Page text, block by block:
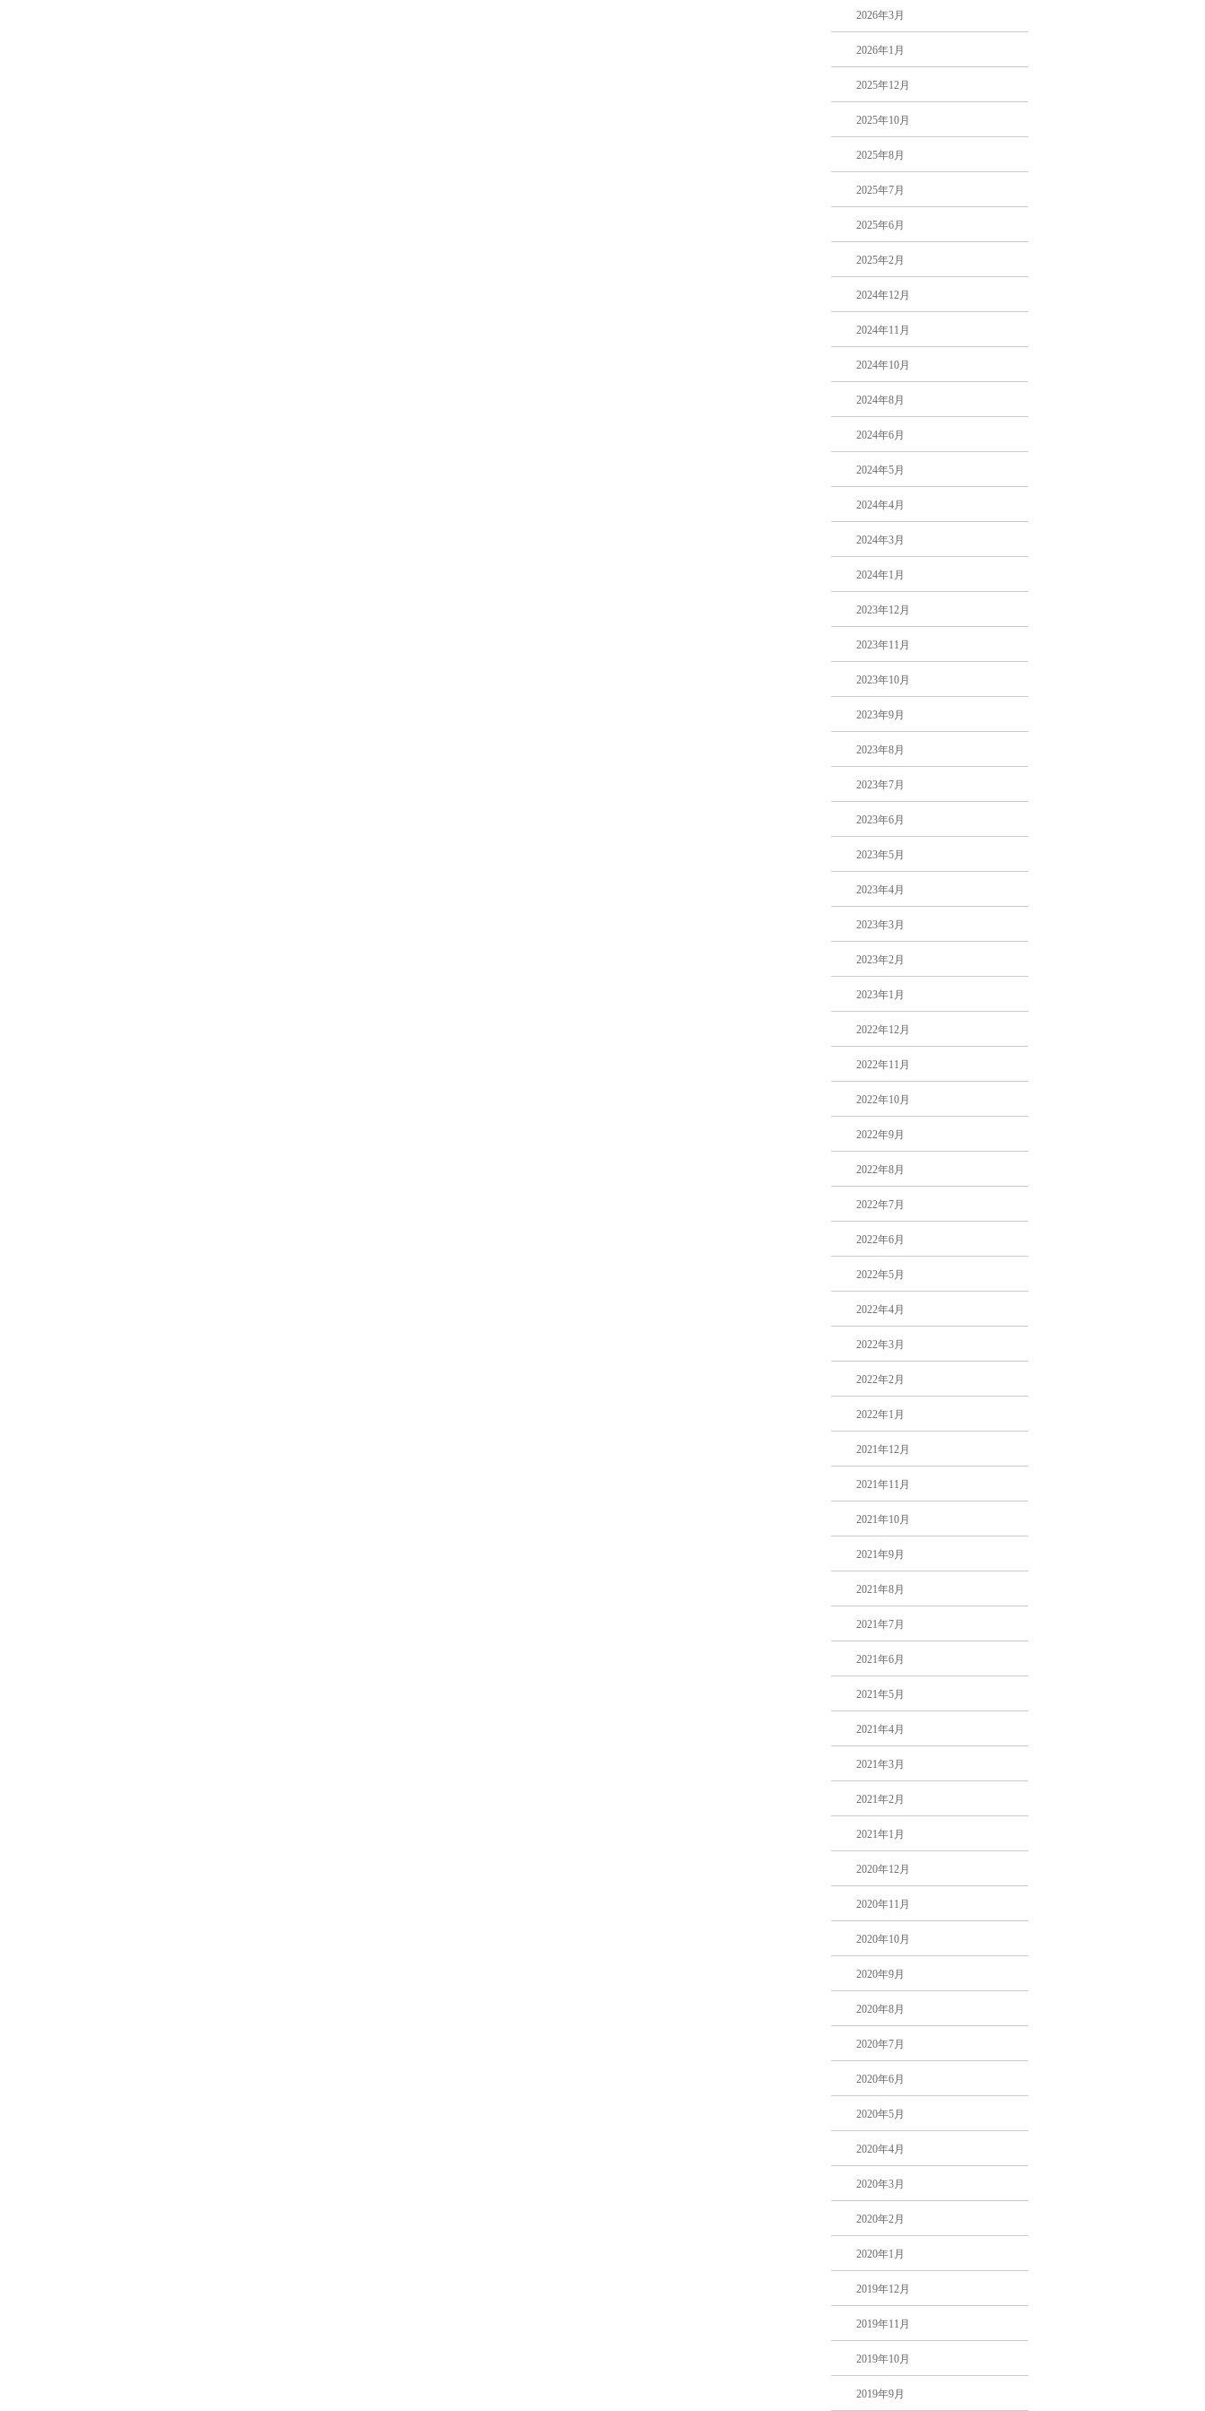
2026年3月
2026年1月
2025年12月
2025年10月
2025年8月
2025年7月
2025年6月
2025年2月
2024年12月
2024年11月
2024年10月
2024年8月
2024年6月
2024年5月
2024年4月
2024年3月
2024年1月
2023年12月
2023年11月
2023年10月
2023年9月
2023年8月
2023年7月
2023年6月
2023年5月
2023年4月
2023年3月
2023年2月
2023年1月
2022年12月
2022年11月
2022年10月
2022年9月
2022年8月
2022年7月
2022年6月
2022年5月
2022年4月
2022年3月
2022年2月
2022年1月
2021年12月
2021年11月
2021年10月
2021年9月
2021年8月
2021年7月
2021年6月
2021年5月
2021年4月
2021年3月
2021年2月
2021年1月
2020年12月
2020年11月
2020年10月
2020年9月
2020年8月
2020年7月
2020年6月
2020年5月
2020年4月
2020年3月
2020年2月
2020年1月
2019年12月
2019年11月
2019年10月
2019年9月